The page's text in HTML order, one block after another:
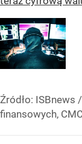
Źródło: ISBnews /
finansowych,